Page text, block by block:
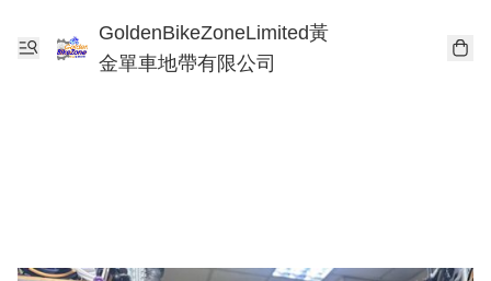
GoldenBikeZoneLimited黃
金單車地帶有限公司